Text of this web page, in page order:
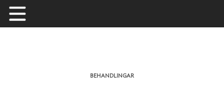
Skip
to
BEHANDLINGAR